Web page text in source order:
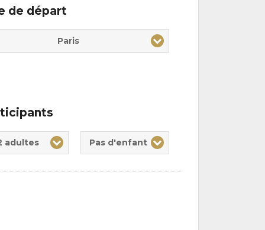
de départ
Paris
adultes Pas d'enfant